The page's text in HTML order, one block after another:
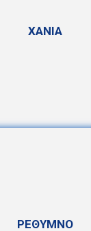
ΧΑΝΙΑ
ΡΕΘΥΜΝΟ